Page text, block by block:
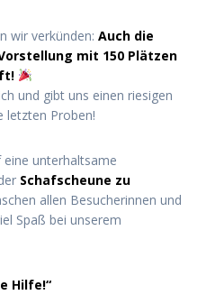
wir verkünden: Auch die
mit 150 Plätzen
und gibt uns einen riesigen
letzten Proben!
unterhaltsame
Schafscheune zu
allen Besucherinnen und
Spaß bei unserem
Hilfe!“